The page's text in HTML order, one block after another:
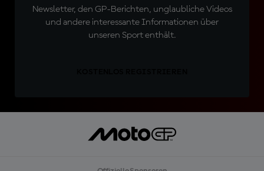
Newsletter, den GP-Berichten, unglaubliche Videos
und andere interessante Informationen über
unseren Sport enthält.